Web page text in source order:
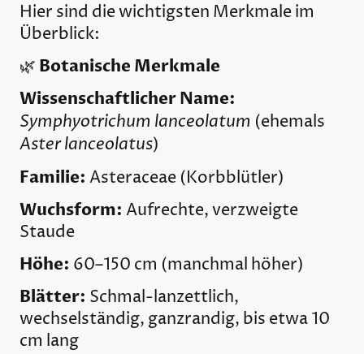
Hier sind die wichtigsten Merkmale im
Überblick:
🌿 Botanische Merkmale
Wissenschaftlicher Name:
Symphyotrichum lanceolatum (ehemals
Aster lanceolatus)
Familie: Asteraceae (Korbblütler)
Wuchsform: Aufrechte, verzweigte
Staude
Höhe: 60–150 cm (manchmal höher)
Blätter: Schmal-lanzettlich,
wechselständig, ganzrandig, bis etwa 10
cm lang